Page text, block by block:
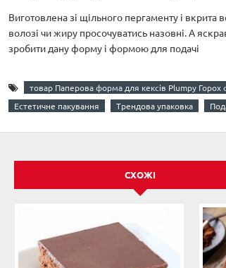
Виготовлена зі щільного пергаменту і
волозі чи жиру просочуватись назовні. А
зробити дану форму і формою для подачі
товар Паперова форма для кексів Plumpy
Естетичне пакування
Трендова упаковка
СХОЖІ